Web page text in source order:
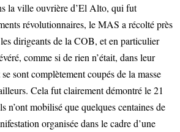
la ville ouvrière d’El Alto, qui fut
révolutionnaires, le MAS a récolté près
dirigeants de la COB, et en particulier
comme si de rien n’était, dans leur
sont complètement coupés de la masse
Cela fut clairement démontré le 21
n’ont mobilisé que quelques centaines de
organisée dans le cadre d’une